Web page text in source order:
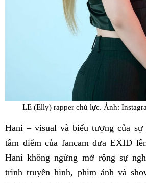
LE (Elly) rapper chủ lực. Ảnh:
Hani – visual và biểu tượng của
tâm điểm của fancam đưa EXID
Hani không ngừng mở rộng sự
trình truyền hình, phim ảnh và